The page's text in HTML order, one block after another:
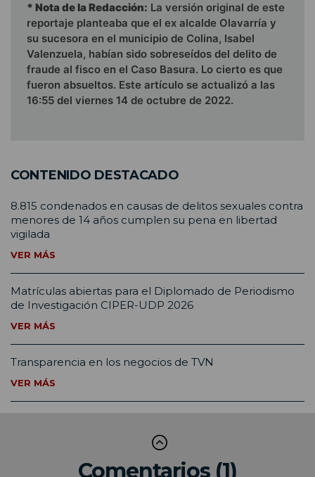
* Nota de la Redacción: La versión original de este
reportaje planteaba que el ex alcalde Olavarría y
su sucesora en el municipio de Colina, Isabel
Valenzuela, habían sido sobreseídos del delito de
fraude al fisco en el Caso Basura. Lo cierto es que
fueron absueltos. Este artículo se actualizó a las
16:55 del viernes 14 de octubre de 2022.
CONTENIDO DESTACADO
8.815 condenados en causas de delitos sexuales contra
menores de 14 años cumplen su pena en libertad
vigilada
VER MÁS
Matrículas abiertas para el Diplomado de Periodismo
de Investigación CIPER-UDP 2026
VER MÁS
Transparencia en los negocios de TVN
VER MÁS
Comentarios (1)